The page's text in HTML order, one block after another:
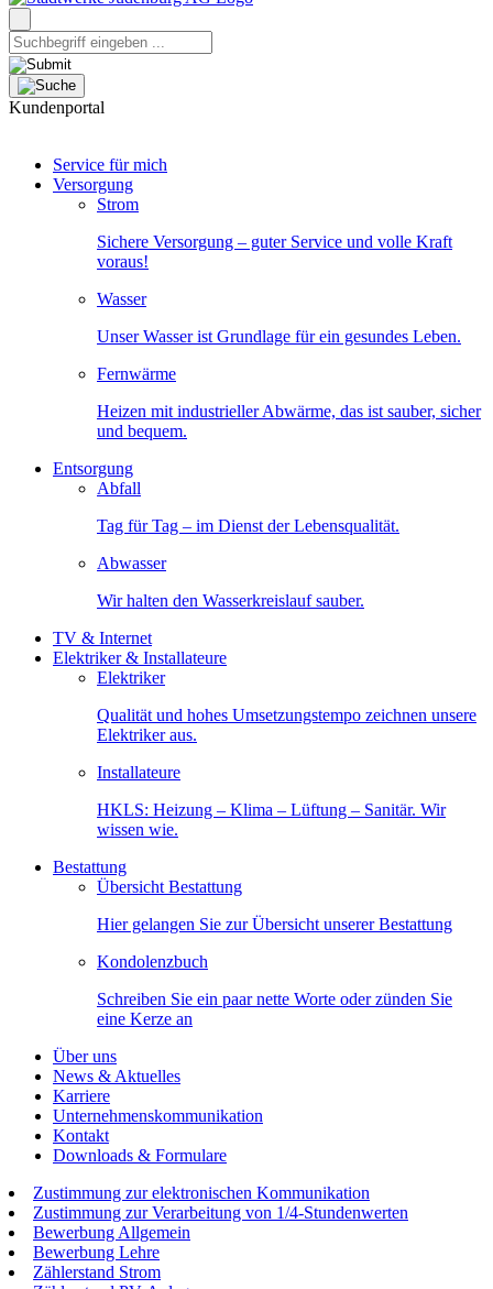
Kundenportal
Service für mich
Versorgung
Strom
Sichere Versorgung – guter Service und volle Kraft
voraus!
Wasser
Unser Wasser ist Grundlage für ein gesundes Leben.
Fernwärme
Heizen mit industrieller Abwärme, das ist sauber, sicher
und bequem.
Entsorgung
Abfall
Tag für Tag – im Dienst der Lebensqualität.
Abwasser
Wir halten den Wasserkreislauf sauber.
TV & Internet
Elektriker & Installateure
Elektriker
Qualität und hohes Umsetzungstempo zeichnen unsere
Elektriker aus.
Installateure
HKLS: Heizung – Klima – Lüftung – Sanitär. Wir
wissen wie.
Bestattung
Übersicht Bestattung
Hier gelangen Sie zur Übersicht unserer Bestattung
Kondolenzbuch
Schreiben Sie ein paar nette Worte oder zünden Sie
eine Kerze an
Über uns
News & Aktuelles
Karriere
Unternehmenskommunikation
Kontakt
Downloads & Formulare
Zustimmung zur elektronischen Kommunikation
Zustimmung zur Verarbeitung von 1/4-Stundenwerten
Bewerbung Allgemein
Bewerbung Lehre
Zählerstand Strom